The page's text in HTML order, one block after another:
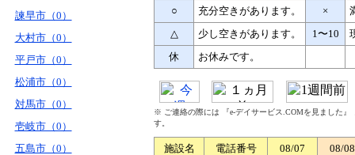
諫早市（0）
大村市（0）
平戸市（0）
松浦市（0）
対馬市（0）
壱岐市（0）
五島市（0）
○
充分空きがあります。 ×
△
少し空きがあります。 1〜10
休
お休みです。
※ ご連絡の際には 『e-デイサービス.COMを見ました
す。
施設名 電話番号 08/07
08/08